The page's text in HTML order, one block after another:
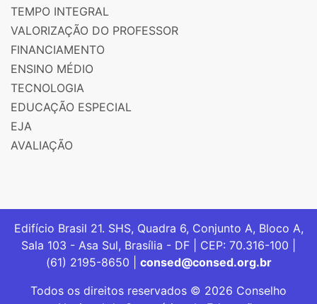
TEMPO INTEGRAL
VALORIZAÇÃO DO PROFESSOR
FINANCIAMENTO
ENSINO MÉDIO
TECNOLOGIA
EDUCAÇÃO ESPECIAL
EJA
AVALIAÇÃO
Edifício Brasil 21. SHS, Quadra 6, Conjunto A, Bloco A,
Sala 103 - Asa Sul, Brasília - DF | CEP: 70.316-100 |
(61) 2195-8650 | consed@consed.org.br
Todos os direitos reservados © 2026 Conselho